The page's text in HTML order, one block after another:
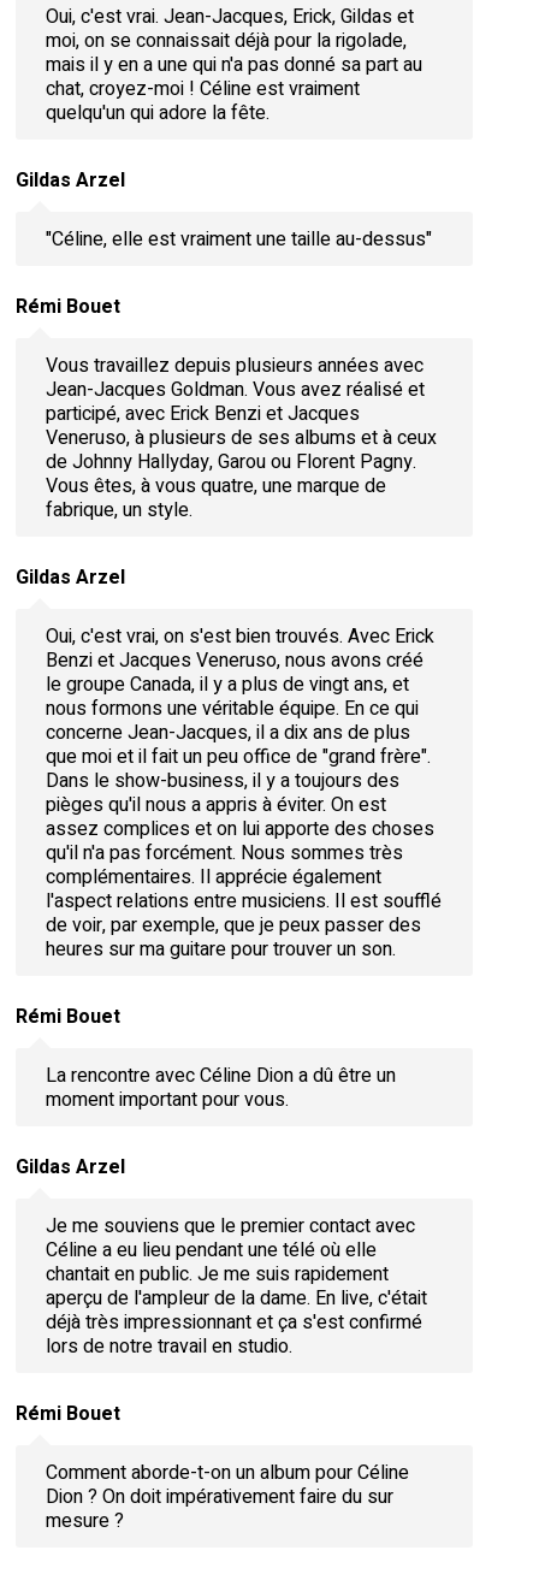
Oui, c'est vrai. Jean-Jacques, Erick, Gildas et
moi, on se connaissait déjà pour la rigolade,
mais il y en a une qui n'a pas donné sa part au
chat, croyez-moi ! Céline est vraiment
quelqu'un qui adore la fête.
Gildas Arzel
"Céline, elle est vraiment une taille au-dessus"
Rémi Bouet
Vous travaillez depuis plusieurs années avec
Jean-Jacques Goldman. Vous avez réalisé et
participé, avec Erick Benzi et Jacques
Veneruso, à plusieurs de ses albums et à ceux
de Johnny Hallyday, Garou ou Florent Pagny.
Vous êtes, à vous quatre, une marque de
fabrique, un style.
Gildas Arzel
Oui, c'est vrai, on s'est bien trouvés. Avec Erick
Benzi et Jacques Veneruso, nous avons créé
le groupe Canada, il y a plus de vingt ans, et
nous formons une véritable équipe. En ce qui
concerne Jean-Jacques, il a dix ans de plus
que moi et il fait un peu office de "grand frère".
Dans le show-business, il y a toujours des
pièges qu'il nous a appris à éviter. On est
assez complices et on lui apporte des choses
qu'il n'a pas forcément. Nous sommes très
complémentaires. Il apprécie également
l'aspect relations entre musiciens. Il est soufflé
de voir, par exemple, que je peux passer des
heures sur ma guitare pour trouver un son.
Rémi Bouet
La rencontre avec Céline Dion a dû être un
moment important pour vous.
Gildas Arzel
Je me souviens que le premier contact avec
Céline a eu lieu pendant une télé où elle
chantait en public. Je me suis rapidement
aperçu de l'ampleur de la dame. En live, c'était
déjà très impressionnant et ça s'est confirmé
lors de notre travail en studio.
Rémi Bouet
Comment aborde-t-on un album pour Céline
Dion ? On doit impérativement faire du sur
mesure ?